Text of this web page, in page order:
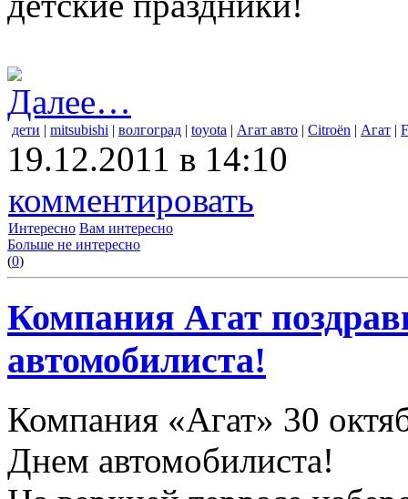
Далее…
дети | mitsubishi | волгоград | toyota | Агат авто | Citroën | Агат |
19.12.2011 в 14:10
комментировать
Интересно Вам интересно
Больше не интересно
(0)
Компания Агат
автомобилиста!
Компания «Агат» 30
Днем автомобилиста!